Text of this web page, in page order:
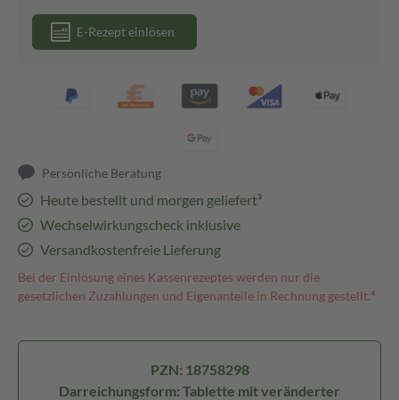
E-Rezept einlösen
Persönliche Beratung
Heute bestellt und morgen geliefert³
Wechselwirkungscheck inklusive
Versandkostenfreie Lieferung
Bei der Einlösung eines Kassenrezeptes werden nur die
gesetzlichen Zuzahlungen und Eigenanteile in Rechnung gestellt.⁴
PZN: 18758298
Darreichungsform: Tablette mit veränderter